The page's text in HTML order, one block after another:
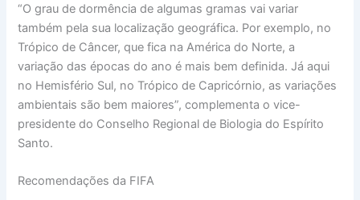
“O grau de dormência de algumas gramas vai variar
também pela sua localização geográfica. Por exemplo, no
Trópico de Câncer, que fica na América do Norte, a
variação das épocas do ano é mais bem definida. Já aqui
no Hemisfério Sul, no Trópico de Capricórnio, as variações
ambientais são bem maiores”, complementa o vice-
presidente do Conselho Regional de Biologia do Espírito
Santo.
Recomendações da FIFA